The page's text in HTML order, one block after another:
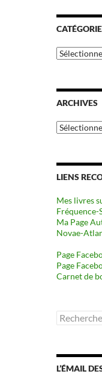
Catégories
ARCHIVES
Archives
LIENS
Mes livres
Fréquence-
Ma Page
Novae-
Page
Page
Carnet de
Rechercher :
L’ÉMAIL